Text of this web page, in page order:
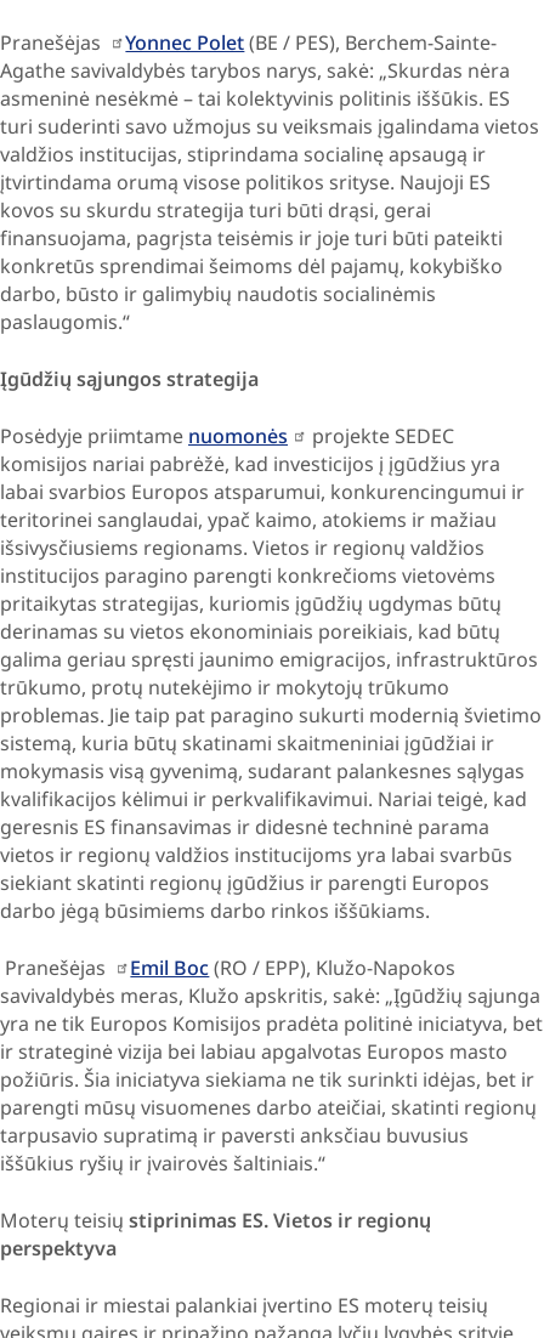
Pranešėjas Yonnec Polet(BE / PES), Berchem-Sainte-
Agathe savivaldybės tarybos narys, sakė: „Skurdas nėra
asmeninė nesėkmė – tai kolektyvinis politinis iššūkis. ES
turi suderinti savo užmojus su veiksmais įgalindama vietos
valdžios institucijas, stiprindama socialinę apsaugą ir
įtvirtindama orumą visose politikos srityse. Naujoji ES
kovos su skurdu strategija turi būti drąsi, gerai
finansuojama, pagrįsta teisėmis ir joje turi būti pateikti
konkretūs sprendimai šeimoms dėl pajamų, kokybiško
darbo, būsto ir galimybių naudotis socialinėmis
paslaugomis.“
Įgūdžių sąjungos strategija
Posėdyje priimtame nuomonės
projekte SEDEC
komisijos nariai pabrėžė, kad investicijos į įgūdžius yra
labai svarbios Europos atsparumui, konkurencingumui ir
teritorinei sanglaudai, ypač kaimo, atokiems ir mažiau
išsivysčiusiems regionams. Vietos ir regionų valdžios
institucijos paragino parengti konkrečioms vietovėms
pritaikytas strategijas, kuriomis įgūdžių ugdymas būtų
derinamas su vietos ekonominiais poreikiais, kad būtų
galima geriau spręsti jaunimo emigracijos, infrastruktūros
trūkumo, protų nutekėjimo ir mokytojų trūkumo
problemas. Jie taip pat paragino sukurti modernią švietimo
sistemą, kuria būtų skatinami skaitmeniniai įgūdžiai ir
mokymasis visą gyvenimą, sudarant palankesnes sąlygas
kvalifikacijos kėlimui ir perkvalifikavimui. Nariai teigė, kad
geresnis ES finansavimas ir didesnė techninė parama
vietos ir regionų valdžios institucijoms yra labai svarbūs
siekiant skatinti regionų įgūdžius ir parengti Europos
darbo jėgą būsimiems darbo rinkos iššūkiams.
Pranešėjas Emil Boc(RO / EPP), Klužo-Napokos
savivaldybės meras, Klužo apskritis, sakė: „Įgūdžių sąjunga
yra ne tik Europos Komisijos pradėta politinė iniciatyva, bet
ir strateginė vizija bei labiau apgalvotas Europos masto
požiūris. Šia iniciatyva siekiama ne tik surinkti idėjas, bet ir
parengti mūsų visuomenes darbo ateičiai, skatinti regionų
tarpusavio supratimą ir paversti anksčiau buvusius
iššūkius ryšių ir įvairovės šaltiniais.“
Moterų teisių stiprinimas ES. Vietos ir regionų
perspektyva
Regionai ir miestai palankiai įvertino ES moterų teisių